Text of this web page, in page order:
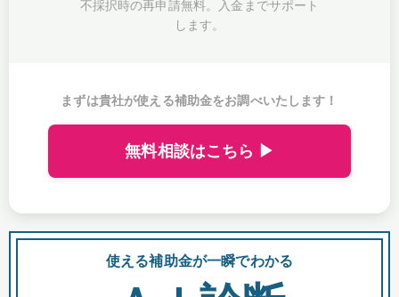
不採択時の再申請無料。入金までサポート
します。
まずは貴社が使える補助金をお調べいたします！
無料相談はこちら ▶
使える補助金が一瞬でわかる